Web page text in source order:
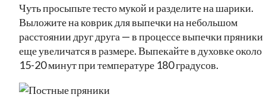
Чуть просыпьте тесто мукой и разделите на шарики.
Выложите на коврик для выпечки на небольшом
расстоянии друг друга — в процессе выпечки пряники
еще увеличатся в размере. Выпекайте в духовке около
15-20 минут при температуре 180 градусов.